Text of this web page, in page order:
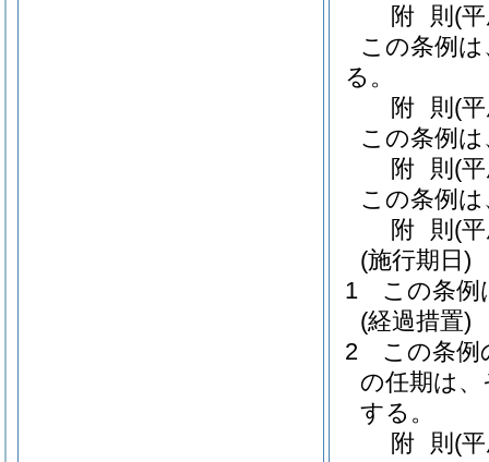
附 則 (
この条例
る。
附 則 (
この条例
附 則 (
この条例
附 則 (
(施行期日)
1
この条例
(経過措置)
2
この条例
の任期は
する。
附 則 (